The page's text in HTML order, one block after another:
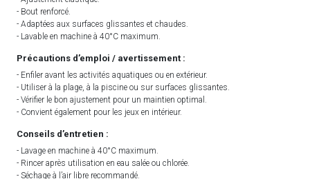
- Bout renforcé.
- Adaptées aux surfaces glissantes et chaudes.
- Lavable en machine à 40°C maximum.
Précautions d’emploi / avertissement :
- Enfiler avant les activités aquatiques ou en extérieur.
- Utiliser à la plage, à la piscine ou sur surfaces glissantes.
- Vérifier le bon ajustement pour un maintien optimal.
- Convient également pour les jeux en intérieur.
Conseils d’entretien :
- Lavage en machine à 40°C maximum.
- Rincer après utilisation en eau salée ou chlorée.
- Séchage à l’air libre recommandé.